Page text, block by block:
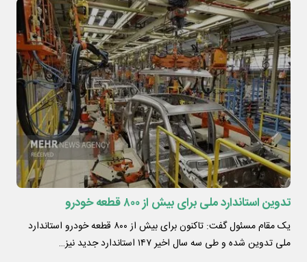
تدوین استاندارد ملی برای بیش از ۸۰۰ قطعه خودرو
یک مقام مسئول گفت: تاکنون برای بیش از ۸۰۰ قطعه خودرو استاندارد
ملی تدوین شده و طی سه سال اخیر ۱۴۷ استاندارد جدید نیز…